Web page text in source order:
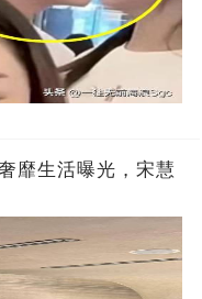
靡生活曝光，宋慧